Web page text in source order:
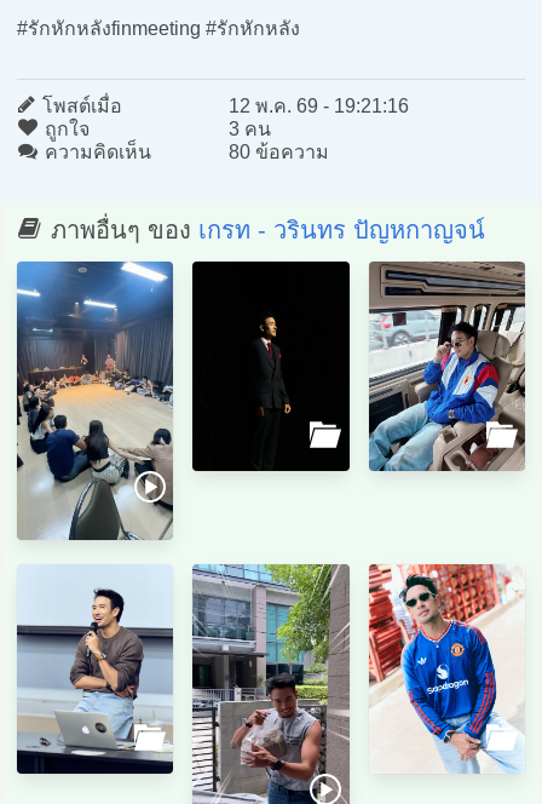
#รักหักหลังfinmeeting #รักหักหลัง
โพสต์เมื่อ
12 พ.ค. 69 - 19:21:16
ถูกใจ
3 คน
ความคิดเห็น
80 ข้อความ
ภาพอื่นๆ ของ เกรท - วรินทร ปัญหกาญจน์